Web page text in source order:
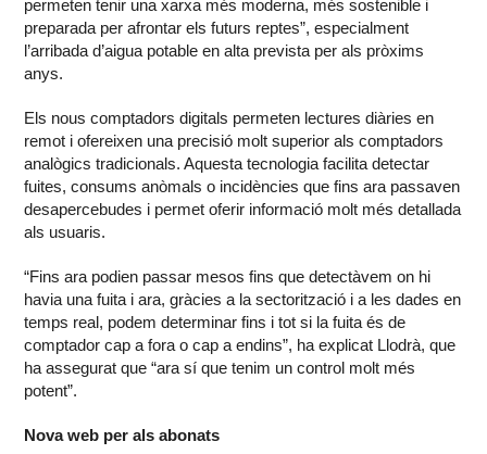
permeten tenir una xarxa més moderna, més sostenible i
preparada per afrontar els futurs reptes”, especialment
l’arribada d’aigua potable en alta prevista per als pròxims
anys.
Els nous comptadors digitals permeten lectures diàries en
remot i ofereixen una precisió molt superior als comptadors
analògics tradicionals. Aquesta tecnologia facilita detectar
fuites, consums anòmals o incidències que fins ara passaven
desapercebudes i permet oferir informació molt més detallada
als usuaris.
“Fins ara podien passar mesos fins que detectàvem on hi
havia una fuita i ara, gràcies a la sectorització i a les dades en
temps real, podem determinar fins i tot si la fuita és de
comptador cap a fora o cap a endins”, ha explicat Llodrà, que
ha assegurat que “ara sí que tenim un control molt més
potent”.
Nova web per als abonats